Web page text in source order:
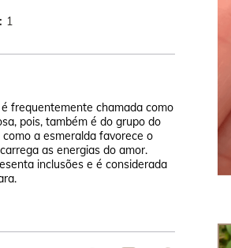
1
frequentemente chamada como
pois, também é do grupo do
como a esmeralda favorece o
as energias do amor.
inclusões e é considerada
Seu rosa
calor, na
cor